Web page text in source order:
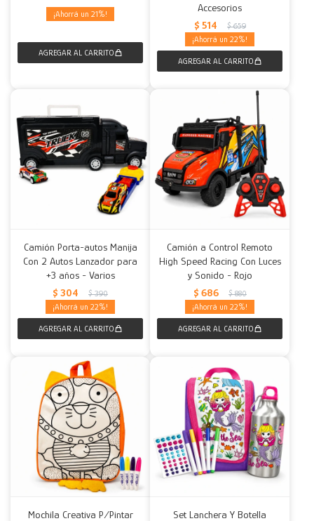
21
Accesorios
$ 514 $ 659
22
Camión Porta-autos Manija
Con 2 Autos Lanzador para
+3 años - Varios
$ 304 $ 390
22
Camión a Control Remoto
High Speed Racing Con Luces
y Sonido - Rojo
$ 686 $ 880
22
Mochila Creativa P/Pintar
Set Lanchera Y Botella